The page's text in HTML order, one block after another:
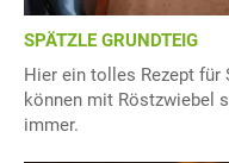
SPÄTZLE GRUNDTEIG
Hier ein tolles Rezept für
können mit Röstzwiebel
immer.